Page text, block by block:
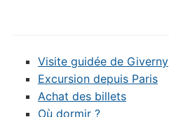
Visite guidée de Giverny
Excursion depuis Paris
Achat des billets
Où dormir ?